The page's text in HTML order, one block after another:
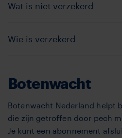
Wat is niet verzekerd
Wie is verzekerd
Botenwacht
Botenwacht Nederland helpt
die zijn getroffen door pech
Je kunt een abonnement